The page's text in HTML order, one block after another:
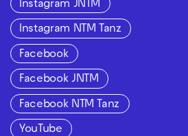
Instagram JNTM
Instagram NTM Tanz
Facebook
Facebook JNTM
Facebook NTM Tanz
YouTube